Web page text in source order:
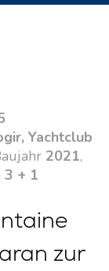
Yachtclub
2021,
3 + 1
zur